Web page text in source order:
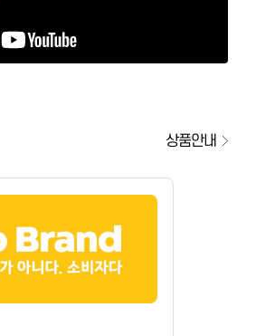
강남시장점] 함께 근무할 파트너(PT)를 모집합니다.
노브랜드 춘천 만천점 STAFF 모집
썬마트 평강점 공산마감 모집합니다.
부산구포점] 함께 근무할 파트너(PT)를 모집합니다.
신풍역점] 함께 근무할 파트너(PT)를 모집합니다.
더프레시 울산덕하점] 평일 오픈 근무자 구인
상품안내